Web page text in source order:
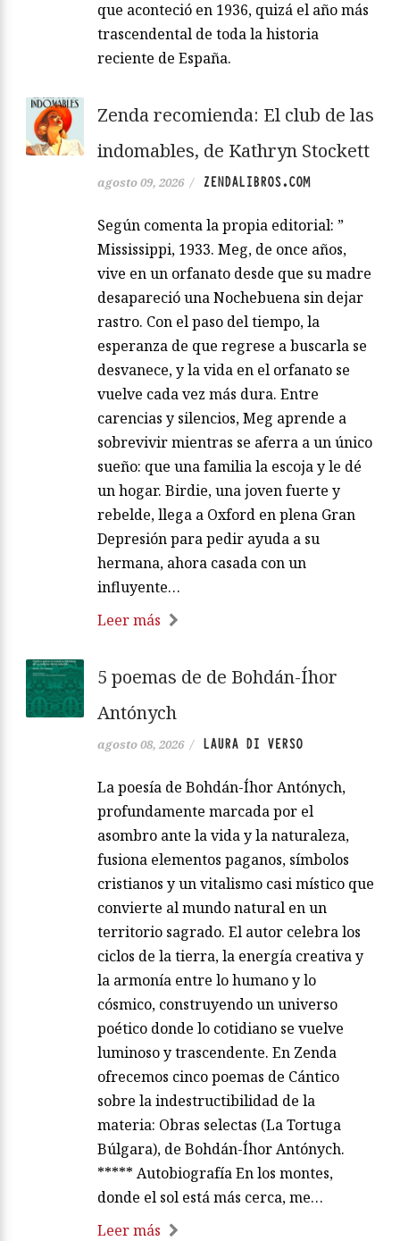
que aconteció en 1936, quizá el año más
trascendental de toda la historia
reciente de España.
Zenda recomienda: El club de las
indomables, de Kathryn Stockett
agosto 09, 2026 / ZENDALIBROS.COM
Según comenta la propia editorial: ”
Mississippi, 1933. Meg, de once años,
vive en un orfanato desde que su madre
desapareció una Nochebuena sin dejar
rastro. Con el paso del tiempo, la
esperanza de que regrese a buscarla se
desvanece, y la vida en el orfanato se
vuelve cada vez más dura. Entre
carencias y silencios, Meg aprende a
sobrevivir mientras se aferra a un único
sueño: que una familia la escoja y le dé
un hogar. Birdie, una joven fuerte y
rebelde, llega a Oxford en plena Gran
Depresión para pedir ayuda a su
hermana, ahora casada con un
influyente…
Leer más
5 poemas de de Bohdán-Íhor
Antónych
agosto 08, 2026 / LAURA DI VERSO
La poesía de Bohdán-Íhor Antónych,
profundamente marcada por el
asombro ante la vida y la naturaleza,
fusiona elementos paganos, símbolos
cristianos y un vitalismo casi místico que
convierte al mundo natural en un
territorio sagrado. El autor celebra los
ciclos de la tierra, la energía creativa y
la armonía entre lo humano y lo
cósmico, construyendo un universo
poético donde lo cotidiano se vuelve
luminoso y trascendente. En Zenda
ofrecemos cinco poemas de Cántico
sobre la indestructibilidad de la
materia: Obras selectas (La Tortuga
Búlgara), de Bohdán-Íhor Antónych.
***** Autobiografía En los montes,
donde el sol está más cerca, me…
Leer más